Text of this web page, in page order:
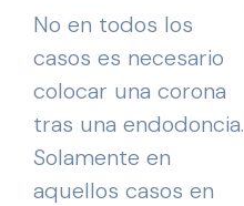
No en todos los
casos es necesario
colocar una corona
tras una endodoncia.
Solamente en
aquellos casos en